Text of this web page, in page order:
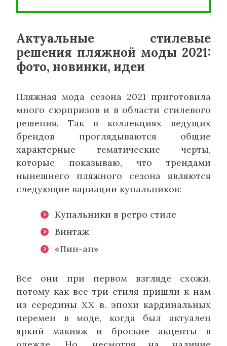
Актуальные стилевые
решения пляжной моды 2021:
фото, новинки, идеи
Пляжная мода сезона 2021 приготовила
много сюрпризов и в области стилевого
решения. Так в коллекциях ведущих
брендов проглядываются общие
характерные тематические черты,
которые показываю, что трендами
нынешнего пляжного сезона являются
следующие вариации купальников:
Купальники в ретро стиле
Винтаж
«Пин-ап»
Все они при первом взгляде схожи,
потому как все три стиля пришли к нам
из середины XX в. эпохи кардинальных
перемен в моде, когда был актуален
яркий макияж и броские акценты в